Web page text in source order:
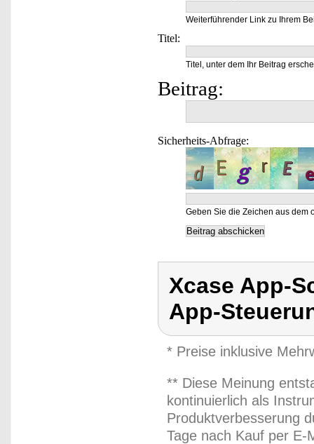
Weiterführender Link zu Ihrem
Titel:
Titel, unter dem Ihr Beitrag
Beitrag:
Sicherheits-Abfrage:
Geben Sie die Zeichen aus dem
Xcase App-
App-
* Preise inklusive
** Diese Meinung
kontinuierlich als
Produktverbesserung
Tage nach Kauf per E-